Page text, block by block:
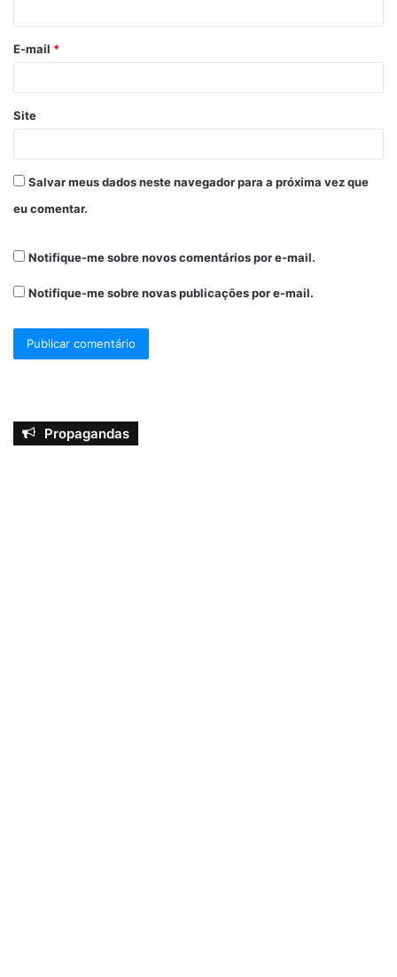
E-mail *
Site
Salvar meus dados neste navegador para a próxima vez que
eu comentar.
Notifique-me sobre novos comentários por e-mail.
Notifique-me sobre novas publicações por e-mail.
Propagandas